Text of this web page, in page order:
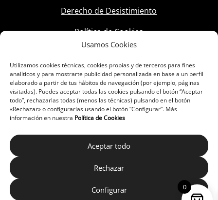
Usamos Cookies
Utilizamos cookies técnicas, cookies propias y de terceros para fines
analíticos y para mostrarte publicidad personalizada en base a un perfil
elaborado a partir de tus hábitos de navegación (por ejemplo, páginas
visitadas). Puedes aceptar todas las cookies pulsando el botón “Aceptar
todo”, rechazarlas todas (menos las técnicas) pulsando en el botón
«Rechazar» o configurarlas usando el botón “Configurar”. Más
información en nuestra Política de Cookies
Aceptar todo
Rechazar
Configurar
Derecho de Desistimiento
Política de Cookies
0